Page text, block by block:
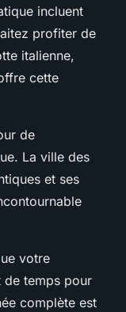
incluent
profiter de
italienne,
cette
de
La ville des
et ses
votre
de temps pour
complète est